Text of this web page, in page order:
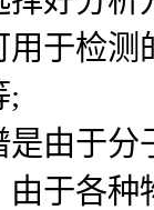
于检
;
由于
于各